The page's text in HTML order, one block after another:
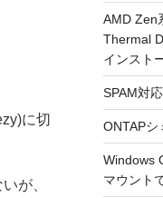
に切
が、
AMD Zen
Thermal
インスト
SPAM対
ONTAPシ
Windows
マウント